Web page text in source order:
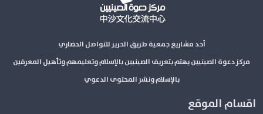
أحد مشاريع جمعية طريق الحرير للتواصل الحضاري
مركز دعوة الصينيين يهتم بتعريف الصينيين بالإسلام وتعليمهم وتأهيل المعرفين
بالإسلام ونشر المحتوى الدعوي
اقسام الموقع